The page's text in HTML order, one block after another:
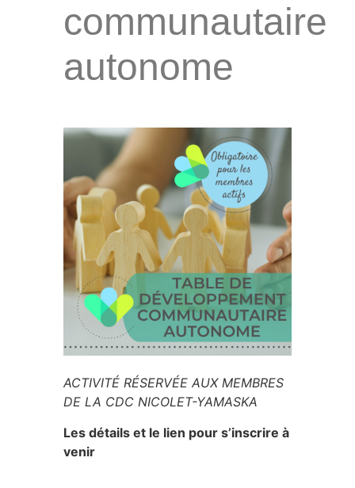
communautaire
autonome
ACTIVITÉ RÉSERVÉE AUX MEMBRES
DE LA CDC NICOLET-YAMASKA
Les détails et le lien pour s’inscrire à
venir